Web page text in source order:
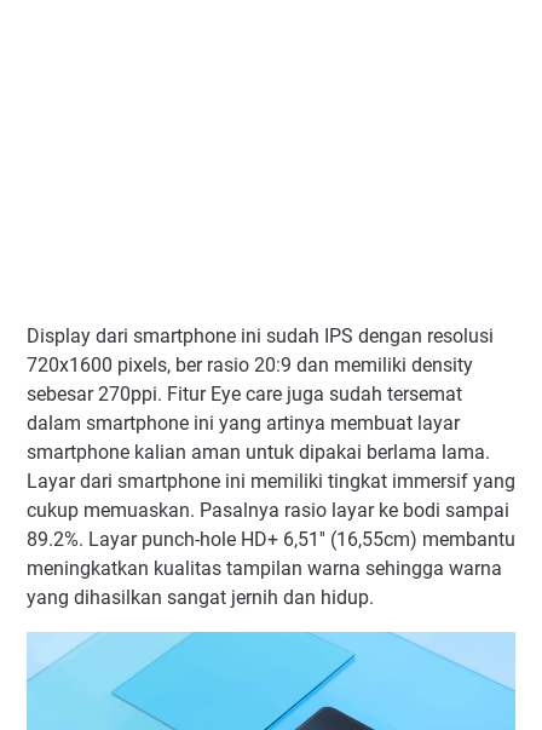
Display dari smartphone ini sudah IPS dengan resolusi
720x1600 pixels, ber rasio 20:9 dan memiliki density
sebesar 270ppi. Fitur Eye care juga sudah tersemat
dalam smartphone ini yang artinya membuat layar
smartphone kalian aman untuk dipakai berlama lama.
Layar dari smartphone ini memiliki tingkat immersif yang
cukup memuaskan. Pasalnya rasio layar ke bodi sampai
89.2%. Layar punch-hole HD+ 6,51'' (16,55cm) membantu
meningkatkan kualitas tampilan warna sehingga warna
yang dihasilkan sangat jernih dan hidup.